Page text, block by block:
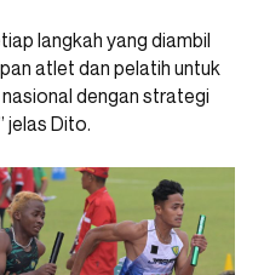
langkah yang diambil
atlet dan pelatih untuk
dengan strategi
jelas Dito.